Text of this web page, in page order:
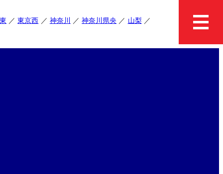
東京西 神奈川 神奈川県央 山梨